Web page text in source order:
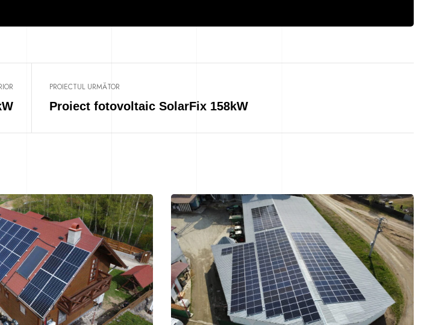
PROIECTUL URMĂTOR
Proiect fotovoltaic SolarFix 158kW